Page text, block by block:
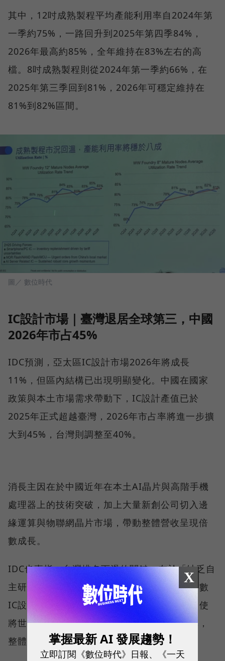
其中，12吋成熟製程平均產能利用率自2024年第
一季約75%，一路回升到2025年第四季84%，
2026年最高約85%，全年維持在83%左右的高
檔。8吋成熟製程則從2024年第一季約66%，在
2025年第三季回到81%，2026年可穩定維持在
81%到82%區間。
圖／ 數位時代
IC設計市場｜臺灣退居全球第三，中國
2026年市占45%
IDC預測，亞太區IC設計市場2026年將成長
11%，但區內結構已出現明顯變化。中國在國家
政策與本土市場需求帶動下，IC設計產值已於
2025年正式超越臺灣，2026年市占率將進一步擴
大到45%，台灣則調整至40%。
消長主因在於中國近年在本土AI晶片與高階手機
處理器上的技術突破，加上大量新創公司切入邊
緣運算與物聯網晶片市場，帶動整體營收呈現倍
數成長。
IDC也直指，台灣排名下滑的關鍵，在於「缺乏自
主研發的AI晶片」，目前除了聯發科之外，多數
IC設計業者仍缺乏來自AI晶片的營收貢獻；即使
將世芯、創意等IC設計服務業者一併納入計算，
整體市占規模仍難以追上中國。
X
掌握最新 AI 發展趨勢！
立即訂閱《數位時代》日報、《一天